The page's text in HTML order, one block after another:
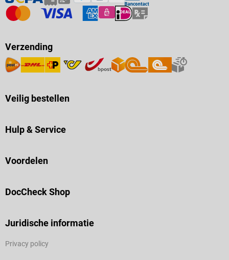
Verzending
Veilig bestellen
Hulp & Service
Voordelen
DocCheck Shop
Juridische informatie
Privacy policy